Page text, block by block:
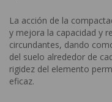
La acción de la
y mejora la capacidad y
circundantes, dando
del suelo alrededor de
rigidez del elemento
eficaz.